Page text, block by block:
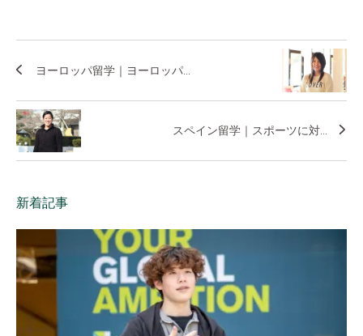
ヨーロッパ留学｜ヨーロッパ...
スペイン留学｜スポーツに対...
新着記事